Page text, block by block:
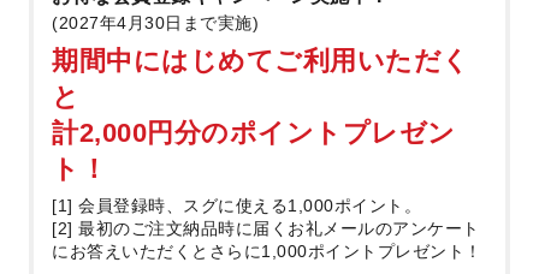
(2027年4月30日まで実施)
期間中にはじめてご利用いただく
と
計2,000円分のポイントプレゼン
ト！
[1] 会員登録時、スグに使える1,000ポイント。
[2] 最初のご注文納品時に届くお礼メールのアンケート
にお答えいただくとさらに1,000ポイントプレゼント！